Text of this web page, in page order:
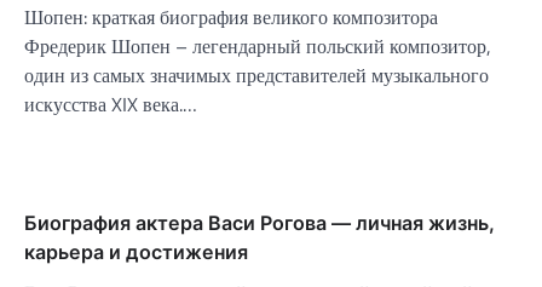
Шопен: краткая биография великого композитора
Фредерик Шопен – легендарный польский композитор,
один из самых значимых представителей музыкального
искусства XIX века.…
Биография актера Васи Рогова — личная жизнь,
карьера и достижения